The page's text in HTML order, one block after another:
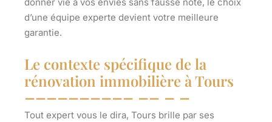
d’une équipe experte devient votre meilleure
garantie.
Le contexte spécifique de la
rénovation immobilière à Tours
Tout expert vous le dira, Tours brille par ses